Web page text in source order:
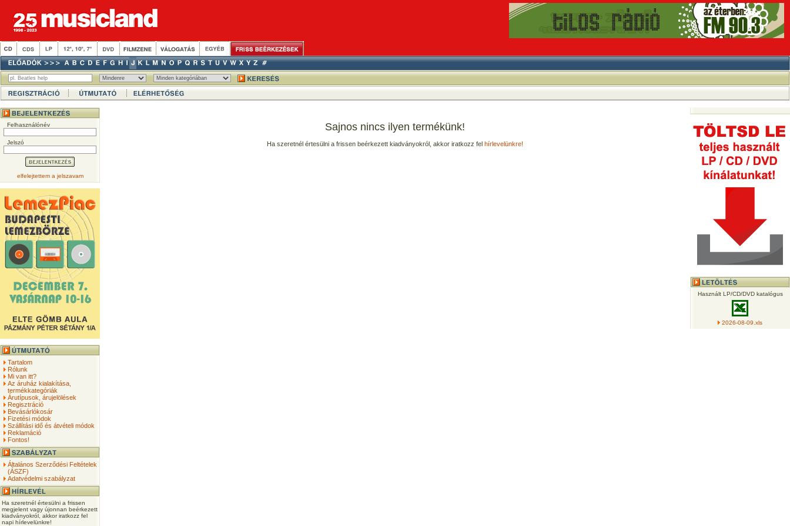
Felhasználónév
Jelszó
elfelejtettem a jelszavam
Tartalom
Rólunk
Mi van itt?
Az áruház kialakítása,
termékkategóriák
Árutípusok, árujelölések
Regisztráció
Bevásárlókosár
Fizetési módok
Szállítási idő és átvételi módok
Reklamáció
Fontos!
Általános Szerződési Feltételek
(ÁSZF)
Adatvédelmi szabályzat
Ha szeretnél értesülni a frissen
megjelent vagy újonnan beérkezett
kiadványokról, akkor iratkozz fel
napi hírlevelünkre!
Sajnos nincs ilyen termékünk!
Ha szeretnél értesülni a frissen beérkezett kiadványokról, akkor iratkozz fel hírlevelünkre!
Használt LP/CD/DVD katalógus
2026-08-09.xls